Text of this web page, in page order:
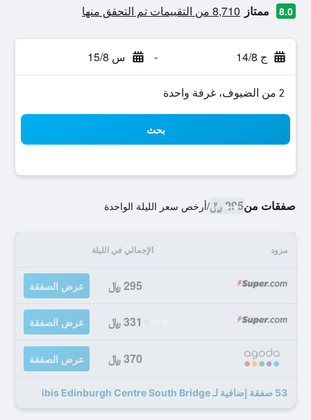
8.0 ممتاز 8,710 من التقييمات تم التحقق منها
ج 14/8 - س 15/8
2 من الضيوف، غرفة واحدة
بحث
صفقات من295 ﷼ /أرخص سعر الليلة الواحدة
مزود الإجمالي في الليلة
295 ﷼ عرض الصفقة
331 ﷼ عرض الصفقة
370 ﷼ عرض الصفقة
53 صفقة إضافية لـ ibis Edinburgh Centre South Bridge